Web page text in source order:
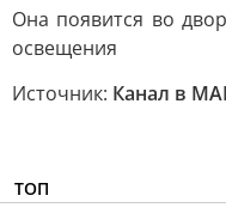
Она появится во
освещения
Источник: Канал в
ТОП